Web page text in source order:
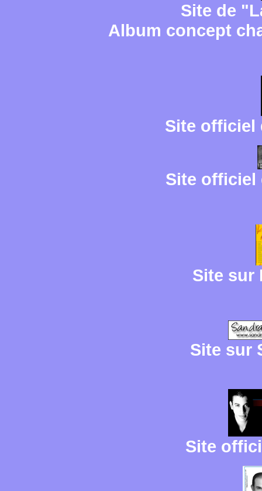
Site de
Album concept
Site officiel
Site officiel
Site sur
Site sur
Site